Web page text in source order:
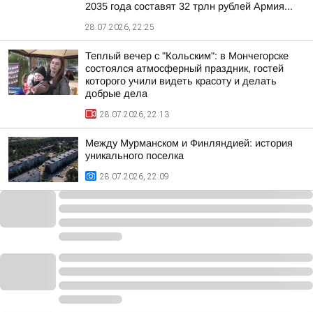
2035 года составят 32 трлн рублей Армия...
28.07.2026, 22:25
Теплый вечер с "Кольским": в Мончегорске
состоялся атмосферный праздник, гостей
которого учили видеть красоту и делать
добрые дела
28.07.2026, 22:13
Между Мурманском и Финляндией: история
уникального поселка
28.07.2026, 22:09